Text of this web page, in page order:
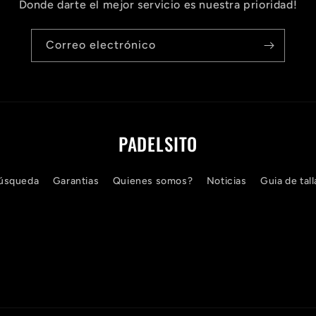
Donde darte el mejor servicio es nuestra prioridad!
Correo electrónico
PADELSITO
Garantias Quienes somos? Noticias Guia de